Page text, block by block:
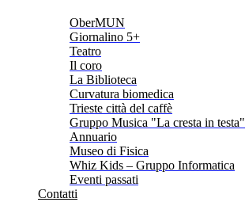
OberMUN
Giornalino 5+
Teatro
Il coro
La Biblioteca
Curvatura biomedica
Trieste città del caffè
Gruppo Musica "La cresta in testa"
Annuario
Museo di Fisica
Whiz Kids – Gruppo Informatica
Eventi passati
Contatti